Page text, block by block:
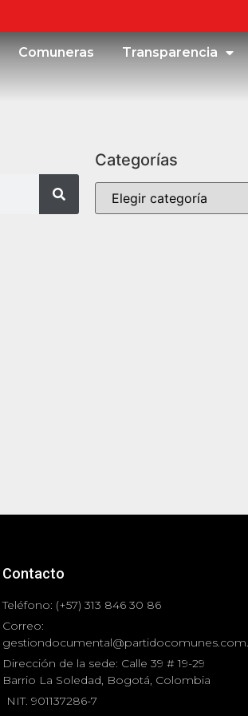
Comuneras Transparencia
Categorías
Contacto
Teléfono: (+57) 313 846 30 86
Correo:
Dirección de la sede: Calle 39 # 19-29
Barrio La Soledad, Bogotá, Colombia
NIT. 901137286-7